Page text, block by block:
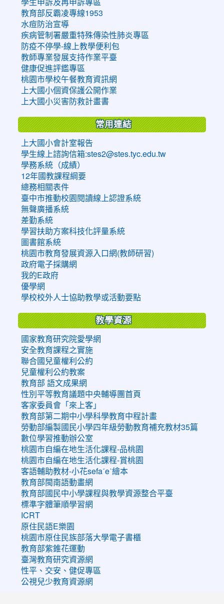
學生申訴及再申訴專區
教育部反霸凌專線1953
水痘防治宣導
疾病管制署嚴重特殊傳染性肺炎專區
防疫不停學-線上教學便利包
教師專業發展支持作業平臺
健康促進評鑑專區
桃園市學校午餐教育資訊網
上大國小個資保護公開作業
上大國小災害防救計畫書
常用連結
上大國小會計室報告
學生線上諮詢信箱:stes2@stes.tyc.edu.tw
學務系統（成績）
12年國教課程綱要
總務相關表件
臺中市推動校園閱讀線上認證系統
無聲廣播系統
差勤系統
學習扶助方案科技化評量系統
圖書館系統
桃園市教育發展資源入口網(教師研習)
政府電子採購網
我的E政府
優學網
學校校外人士協助教學或活動要點
教學資源
國家教育研究院愛學網
安全教育課程之實施
聯合國兒童權利公約
兒童權利公約教案
教育部 語文成果網
性別平等教育議題中央輔導團首頁
客家委員會「來上客」
教育部第二期中小學科學教育中程計畫
勞動部編製國民小學四年級勞動教育補充教材35篇
數位學習推動辦公室
桃園市自編在地生活化課程-品桃園
桃園市自編在地生活化課程-賞桃園
客語輔助教材-小花sefaˊeˋ繪本
教育部閩南語動畫網
教育部國民中小學課程與教學資源整合平臺
標準字體筆順學習網
ICRT
原住民語E樂園
桃園市原住民族部落大學電子書櫃
教育部紫錐花運動
臺灣教育研究資源網
性平、交安、健促專區
公視兒少教育資源網